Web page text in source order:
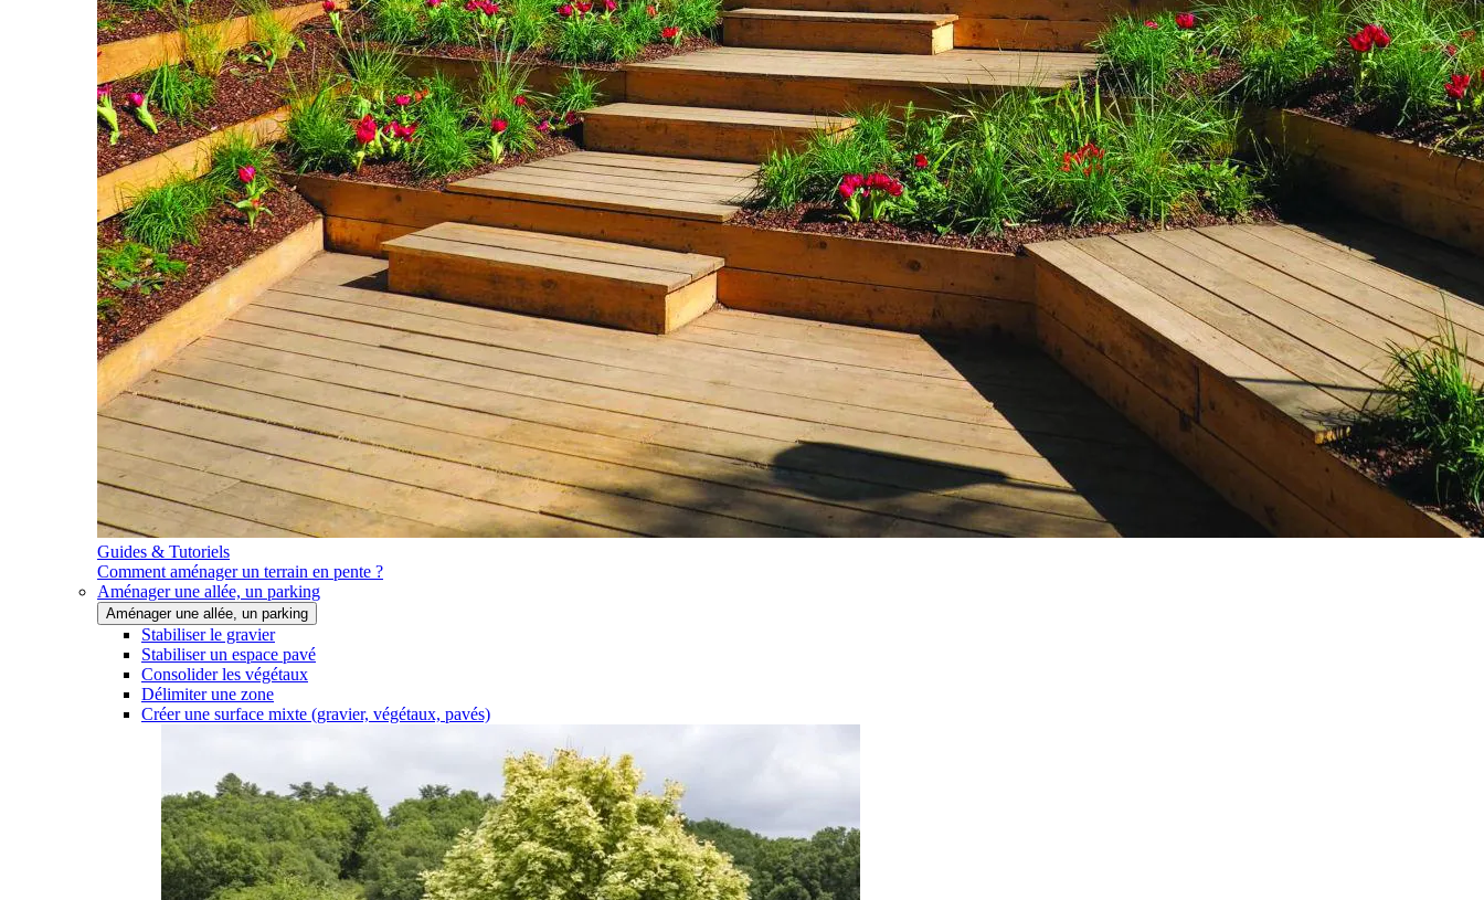
Guides & Tutoriels
Comment aménager un terrain en pente ?
Aménager une allée, un parking
Aménager une allée, un parking
Stabiliser le gravier
Stabiliser un espace pavé
Consolider les végétaux
Délimiter une zone
Créer une surface mixte (gravier, végétaux, pavés)